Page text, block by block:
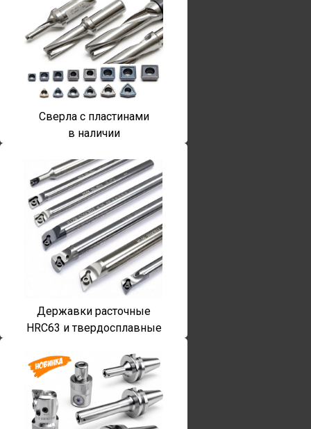
Сверла с пластинами
в наличии
Державки расточные
HRC63 и твердосплавные